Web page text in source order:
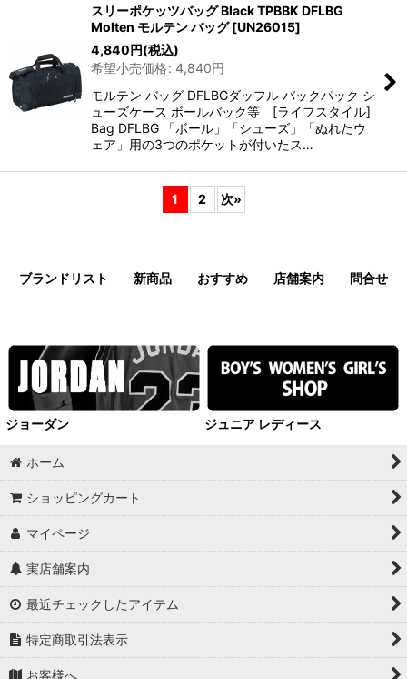
スリーポケッツバッグ Black TPBBK DFLBG
Molten モルテン バッグ [UN26015]
4,840円(税込)
希望小売価格: 4,840円
モルテン バッグ DFLBGダッフル バックパック シ
ューズケース ボールバック等 [ライフスタイル]
Bag DFLBG 「ボール」「シューズ」「ぬれたウ
ェア」用の3つのポケットが付いたス…
1 2 次»
ブランドリスト 新商品 おすすめ 店舗案内 問合せ
ジョーダン ジュニア レディース
ホーム
ショッピングカート
マイページ
実店舗案内
最近チェックしたアイテム
特定商取引法表示
お客様へ